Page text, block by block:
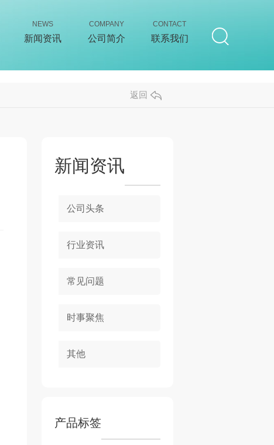
NEWS
新闻资讯
COMPANY
公司简介
CONTACT
联系我们
返回
新闻资讯
公司头条
行业资讯
常见问题
时事聚焦
其他
产品标签